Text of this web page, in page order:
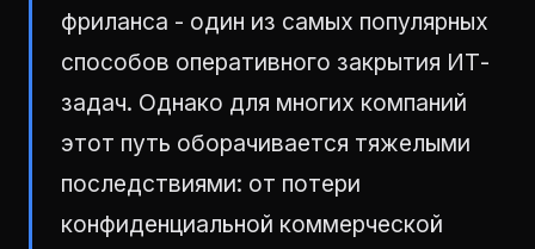
фриланса - один из самых популярных
способов оперативного закрытия ИТ-
задач. Однако для многих компаний
этот путь оборачивается тяжелыми
последствиями: от потери
конфиденциальной коммерческой